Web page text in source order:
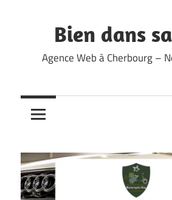
Bien dans
Agence Web à Cherbourg –